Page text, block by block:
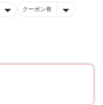
クーポン有